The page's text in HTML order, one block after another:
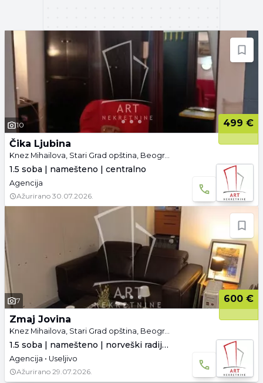
10
499 €
Čika Ljubina
Knez Mihailova, Stari Grad opština, Beograd
1.5 soba | namešteno | centralno
Agencija
Ažurirano 30.07.2026.
7
600 €
Zmaj Jovina
Knez Mihailova, Stari Grad opština, Beograd
1.5 soba | namešteno | norveški radijatori
Agencija • Useljivo
Ažurirano 29.07.2026.